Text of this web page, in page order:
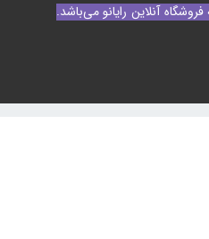
آنلاین رایانو می‌باشد.